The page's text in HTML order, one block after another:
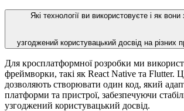
Які технології ви використовуєте і як
узгоджений користувацький досвід на різних
Для кросплатформної розробки ми
фреймворки, такі як React Native та Flutter.
дозволяють створювати один код, який
платформи та пристрої, забезпечуючи
узгоджений користувацький досвід.